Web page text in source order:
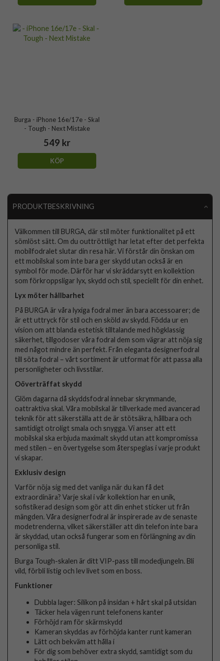
Burga - iPhone 16e/17e - Skal
- Tough - Next Mistake
549 kr
KÖP
PRODUKTBESKRIVNING
Välkommen till BURGA, där stil möter funktionalitet på ett
sömlöst sätt. Om du outtröttligt har letat efter det perfekta
mobilfodralet slutar din resa här. Vi förstår din önskan om
ett mobilskal som inte bara ger skydd utan också är en
symbol för mode. Därför har vi skräddarsytt en kollektion
som förkroppsligar lyx, skydd och stil, speciellt för din enhet.
Lyx möter hållbarhet
På BURGA är våra lyxiga fodral mer än bara accessoarer; de
är ett uttryck för stil och en sköld av skydd. Födda ur en
vision om att blanda estetisk tilltalande med högklassig
säkerhet, tillgodoser våra fodral dem som vägrar att nöja sig
med något mindre än perfekt. Från eleganta designerfodral
till söta fodral – vårt sortiment är utformat för att passa alla
personligheter och livsstilar.
Oöverträffat skydd
Glöm dagarna då skyddsfodral innebar skrymmande,
oattraktiva skal. Våra mobilskal är tillverkade med avancerad
teknik för att säkerställa att de är stötsäkra, hållbara och
samtidigt otroligt smala och snygga. Vi anser att ett
mobilskal ska erbjuda maximalt skydd utan att kompromissa
med stilen – en övertygelse som återspeglas i varje produkt
vi skapar.
Exklusiv design
Varför nöja sig med det vanliga när du kan få det
extraordinära? Varje skal i vår kollektion har en unik,
sofistikerad design som gör att din enhet sticker ut från
mängden. Våra designerfodral är inspirerade av de senaste
modetrenderna, vilket säkerställer att din telefon inte bara
är skyddad, utan också fungerar som en förlängning av din
personliga stil.
Burga Tough-skalen är ditt VIP-pass till modedjungeln. Bli
vild, förbli listig och lev livet som en boss.
Funktioner
Dubbla lager: Silikon på insidan + hårt skal på utsidan
Täcker hela vägen runt telefonens kanter
Förhöjd ram för skärmskydd
Kameran skyddas av förhöjda kanter runt kameran
Lätt och bekväm att hålla i
För dig som behöver extra skydd, samtidigt som du